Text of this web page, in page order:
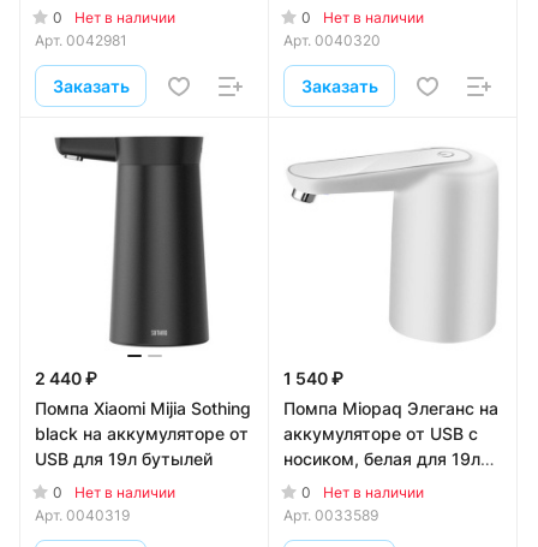
0
Нет в наличии
Арт. 0042981
Заказать
0
Нет в наличии
Арт. 0040320
Заказать
2 440 ₽
Помпа Xiaomi Mijia Sothing
black на аккумуляторе от
USB для 19л бутылей
0
Нет в наличии
Арт. 0040319
1 540 ₽
Помпа Miopaq Элеганс на
аккумуляторе от USB с
носиком, белая для 19л
бутылей
0
Нет в наличии
Арт. 0033589